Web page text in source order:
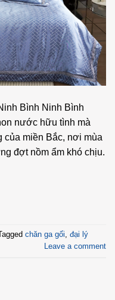
Bình Ninh Bình
nước hữu tình mà
miền Bắc, nơi mùa
đợt nồm ẩm khó chịu.
chăn ga gối đại lý
Leave a comment